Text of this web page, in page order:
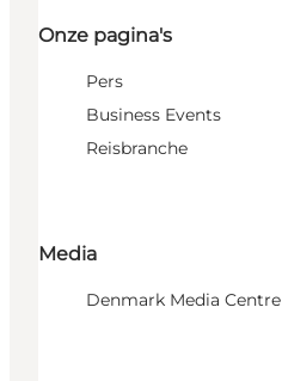
Onze pagina's
Pers
Business Events
Reisbranche
Media
Denmark Media Centre